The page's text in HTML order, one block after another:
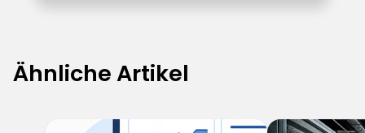
Ähnliche Artikel